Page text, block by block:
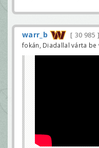
warr_b 30 985
fokán, Diadallal várta be